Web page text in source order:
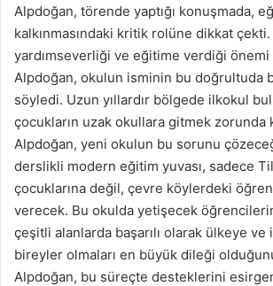
Alpdoğan, törende yaptığı konuşmada,
kalkınmasındaki kritik rolüne dikkat çekti.
yardımseverliği ve eğitime verdiği önemi
Alpdoğan, okulun isminin bu doğrultuda
söyledi. Uzun yıllardır bölgede ilkokul
çocukların uzak okullara gitmek zorunda
Alpdoğan, yeni okulun bu sorunu
derslikli modern eğitim yuvası, sadece
çocuklarına değil, çevre köylerdeki
verecek. Bu okulda yetişecek
çeşitli alanlarda başarılı olarak ülkeye ve
bireyler olmaları en büyük dileği
Alpdoğan, bu süreçte desteklerini